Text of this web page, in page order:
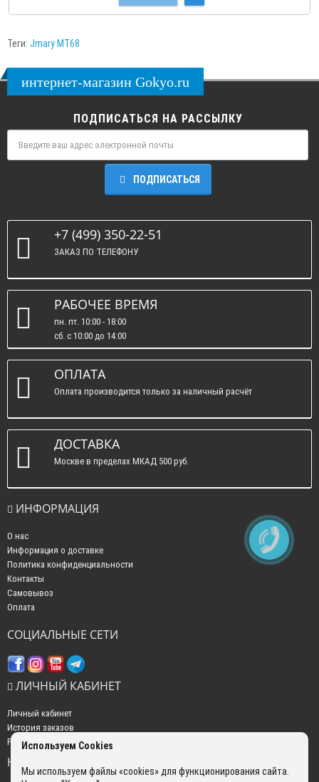
Теги: Jmary MT68
интернет-магазин Gokyo.ru
ПОДПИСАТЬСЯ НА РАССЫЛКУ
ПОДПИСАТЬСЯ
+7 (499) 350-22-51
ЗАКАЗ ПО ТЕЛЕФОНУ
РАБОЧЕЕ ВРЕМЯ
пн. пт. 10:00 - 18:00
сб. c 10:00 до 14:00
вс. : выходные.
ОПЛАТА
Оплата производится только за наличный расчёт
ДОСТАВКА
Москве в пределах МКАД 500 руб.
ИНФОРМАЦИЯ
О нас
Информация о доставке
Политика конфиденциальности
Контакты
Самовывоз
Оплата
СОЦИАЛЬНЫЕ СЕТИ
ЛИЧНЫЙ КАБИНЕТ
Личный кабинет
История заказов
Рассылка новостей
НАШИ КОНТАКТЫ
Используем Cookies
Мы используем файлы «cookies» для функционирования сайта.